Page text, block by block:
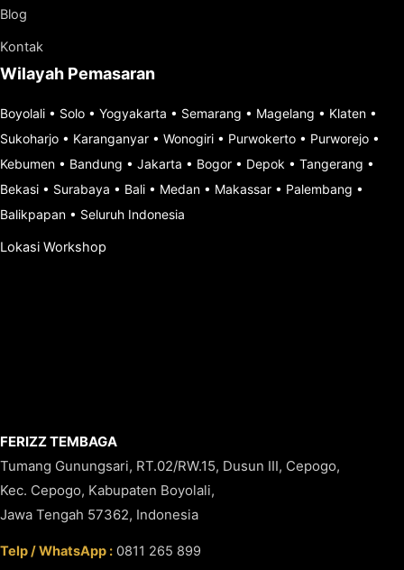
Blog
Kontak
Wilayah Pemasaran
Boyolali • Solo • Yogyakarta • Semarang • Magelang • Klaten •
Sukoharjo • Karanganyar • Wonogiri • Purwokerto • Purworejo •
Kebumen • Bandung • Jakarta • Bogor • Depok • Tangerang •
Bekasi • Surabaya • Bali • Medan • Makassar • Palembang •
Balikpapan • Seluruh Indonesia
Lokasi Workshop
FERIZZ TEMBAGA
Tumang Gunungsari, RT.02/RW.15, Dusun III, Cepogo,
Kec. Cepogo, Kabupaten Boyolali,
Jawa Tengah 57362, Indonesia
Telp / WhatsApp : 0811 265 899